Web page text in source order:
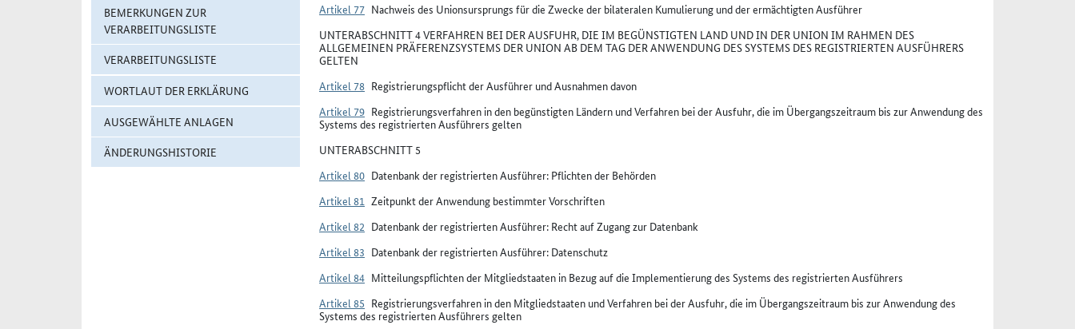
BEMERKUNGEN ZUR
VERARBEITUNGSLISTE
VERARBEITUNGSLISTE
WORTLAUT DER ERKLÄRUNG
AUSGEWÄHLTE ANLAGEN
ÄNDERUNGSHISTORIE
Artikel 77 Nachweis des Unionsursprungs für die Zwecke der bilateralen Kumulierung und der ermächtigten Ausführer
UNTERABSCHNITT 4 VERFAHREN BEI DER AUSFUHR, DIE IM BEGÜNSTIGTEN LAND UND IN DER UNION IM RAHMEN DES
ALLGEMEINEN PRÄFERENZSYSTEMS DER UNION AB DEM TAG DER ANWENDUNG DES SYSTEMS DES REGISTRIERTEN AUSFÜHRERS
GELTEN
Artikel 78 Registrierungspflicht der Ausführer und Ausnahmen davon
Artikel 79 Registrierungsverfahren in den begünstigten Ländern und Verfahren bei der Ausfuhr, die im Übergangszeitraum bis zur Anwendung des
Systems des registrierten Ausführers gelten
UNTERABSCHNITT 5
Artikel 80 Datenbank der registrierten Ausführer: Pflichten der Behörden
Artikel 81 Zeitpunkt der Anwendung bestimmter Vorschriften
Artikel 82 Datenbank der registrierten Ausführer: Recht auf Zugang zur Datenbank
Artikel 83 Datenbank der registrierten Ausführer: Datenschutz
Artikel 84 Mitteilungspflichten der Mitgliedstaaten in Bezug auf die Implementierung des Systems des registrierten Ausführers
Artikel 85 Registrierungsverfahren in den Mitgliedstaaten und Verfahren bei der Ausfuhr, die im Übergangszeitraum bis zur Anwendung des
Systems des registrierten Ausführers gelten